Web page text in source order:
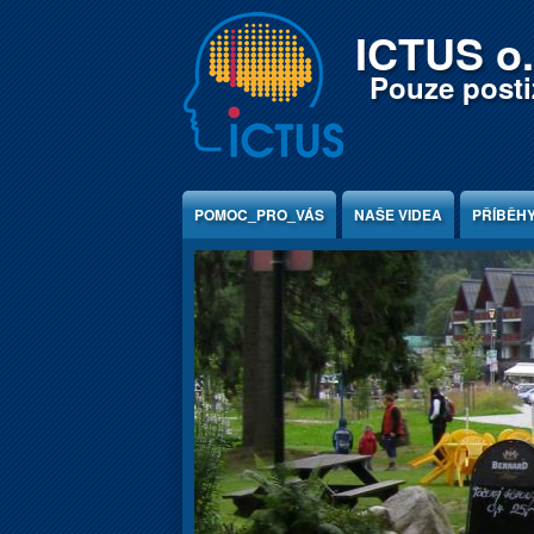
ICTUS
Pouze
POMOC_PRO_VÁS NAŠE VIDEA